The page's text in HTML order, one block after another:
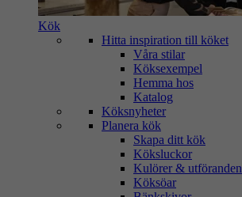
Kök
Hitta inspiration till köket
Våra stilar
Köksexempel
Hemma hos
Katalog
Köksnyheter
Planera kök
Skapa ditt kök
Köksluckor
Kulörer & utföranden
Köksöar